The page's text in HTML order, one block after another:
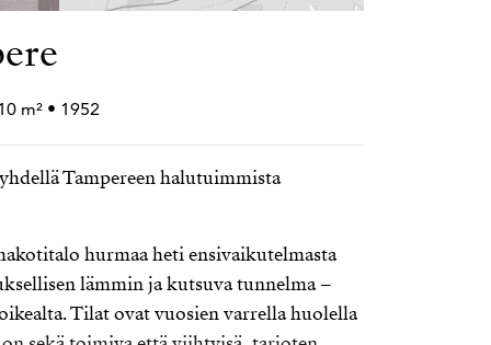
m² • 1952
Tampereen halutuimmista
hurmaa heti ensivaikutelmasta
lämmin ja kutsuva tunnelma –
Tilat ovat vuosien varrella huolella